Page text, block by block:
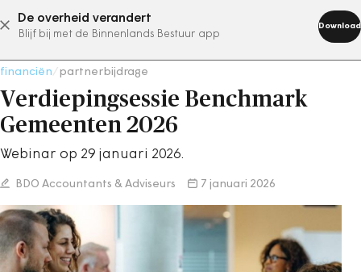
De overheid verandert
Blijf bij met de Binnenlands Bestuur app
Download
abonneer nu
financiën partnerbijdrage
Verdiepingsessie Benchmark
Gemeenten 2026
Webinar op 29 januari 2026.
BDO Accountants & Adviseurs 7 januari 2026